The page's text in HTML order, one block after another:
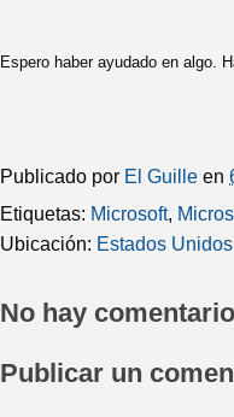
Espero haber ayudado en algo.
Publicado por El Guille en
Etiquetas: Microsoft,
Ubicación: Estados Unidos
No hay
Publicar un